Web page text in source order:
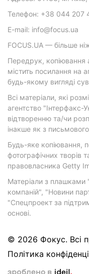
Телефон: +38 044 207
E-mail: info@focus.ua
FOCUS.UA — більше
Передрук, копіювання
містить посилання на
будь-якому вигляді
Всі матеріали, які
агентство "Інтерфакс-
відтворенню та/чи
інакше як з
Будь-яке копіювання,
фотографічних творів
правовласника Getty
Матеріали з плашками
компаній", "Новини
"Спецпроект за
основі.
© 2026 Фокус. Всі
Політика